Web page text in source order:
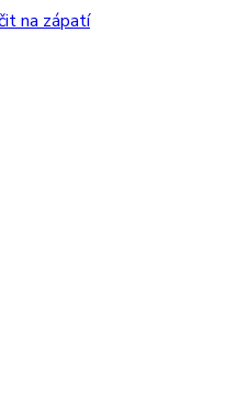
na zápatí